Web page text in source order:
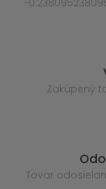
-
Zakúpený
Tovar